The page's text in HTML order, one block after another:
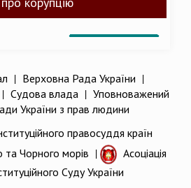
| Верховна Рада України |
| Судова влада| Уповноважений
України з прав людини
правосуддя країн
та Чорного морів |
Асоціація
Суду України